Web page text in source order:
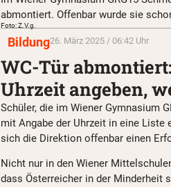
abmontiert. Offenbar wurde sie
Foto: Z.V.g.
Bildung26. März 2025 / 06:42 Uhr
WC-Tür
Uhrzeit angeben,
Schüler, die im Wiener Gymnasium
mit Angabe der Uhrzeit in eine
sich die Direktion offenbar einen
Nicht nur in den Wiener
dass Österreicher in der Minderheit